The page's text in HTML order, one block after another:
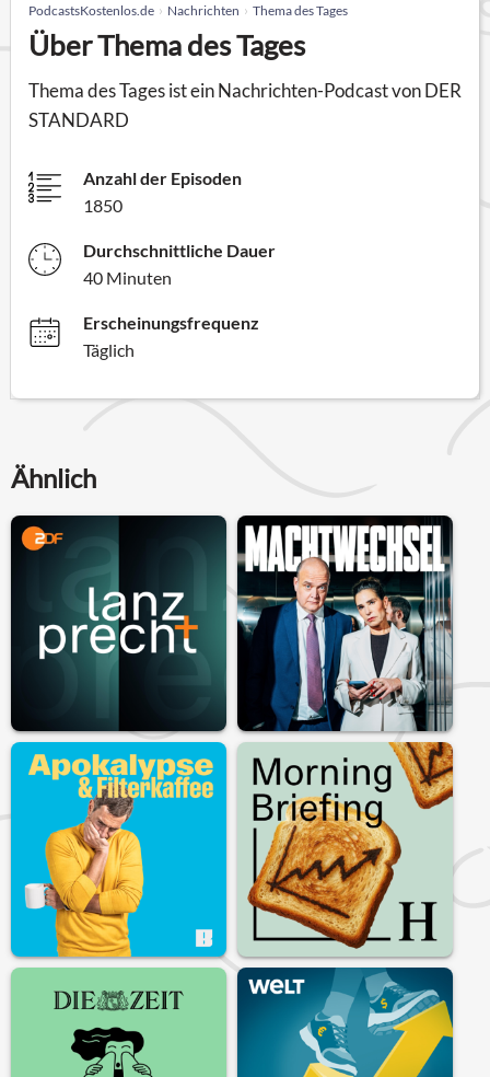
PodcastsKostenlos.de Nachrichten Thema des Tages
Über Thema des Tages
Thema des Tages ist ein Nachrichten-Podcast von DER
STANDARD
Anzahl der Episoden
1850
Durchschnittliche Dauer
40 Minuten
Erscheinungsfrequenz
Täglich
Ähnlich